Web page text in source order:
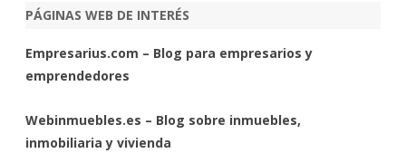
PÁGINAS WEB DE INTERÉS
Empresarius.com – Blog para empresarios y
emprendedores
Webinmuebles.es – Blog sobre inmuebles,
inmobiliaria y vivienda